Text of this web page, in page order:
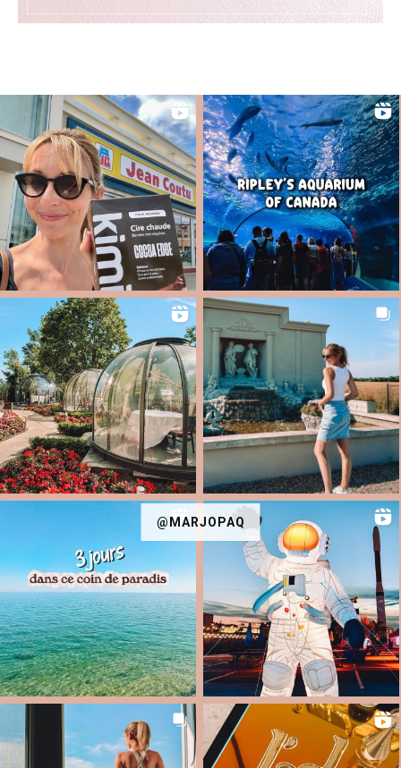
@MARJOPAQ